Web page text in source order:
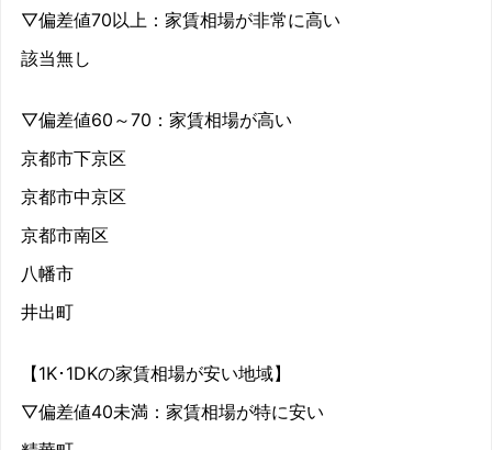
▽偏差値70以上：家賃相場が非常に高い
該当無し
▽偏差値60～70：家賃相場が高い
京都市下京区
京都市中京区
京都市南区
八幡市
井出町
【1K･1DKの家賃相場が安い地域】
▽偏差値40未満：家賃相場が特に安い